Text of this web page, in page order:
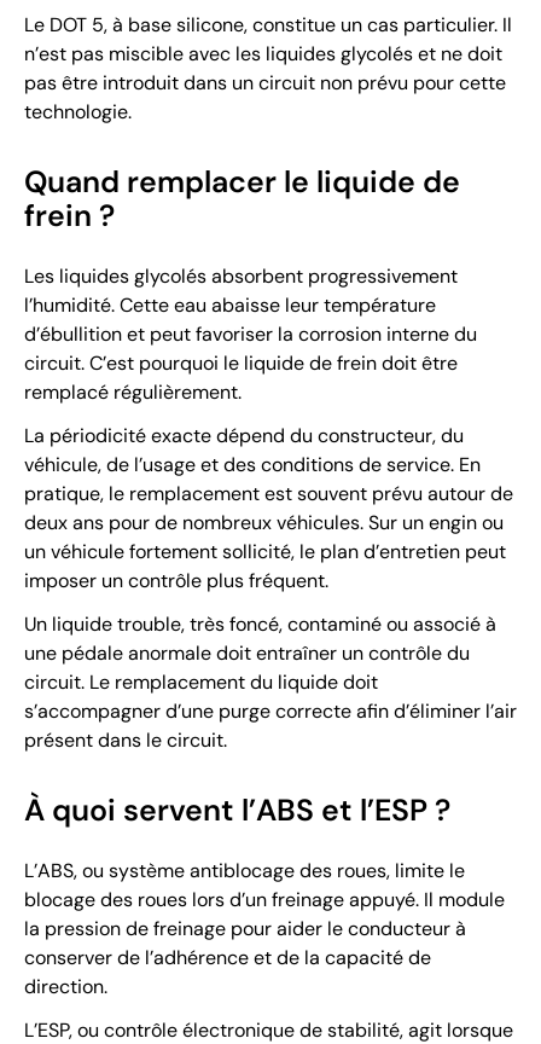
Le DOT 5, à base silicone, constitue un cas particulier. Il
n’est pas miscible avec les liquides glycolés et ne doit
pas être introduit dans un circuit non prévu pour cette
technologie.
Quand remplacer le liquide de
frein ?
Les liquides glycolés absorbent progressivement
l’humidité. Cette eau abaisse leur température
d’ébullition et peut favoriser la corrosion interne du
circuit. C’est pourquoi le liquide de frein doit être
remplacé régulièrement.
La périodicité exacte dépend du constructeur, du
véhicule, de l’usage et des conditions de service. En
pratique, le remplacement est souvent prévu autour de
deux ans pour de nombreux véhicules. Sur un engin ou
un véhicule fortement sollicité, le plan d’entretien peut
imposer un contrôle plus fréquent.
Un liquide trouble, très foncé, contaminé ou associé à
une pédale anormale doit entraîner un contrôle du
circuit. Le remplacement du liquide doit
s’accompagner d’une purge correcte afin d’éliminer l’air
présent dans le circuit.
À quoi servent l’ABS et l’ESP ?
L’ABS, ou système antiblocage des roues, limite le
blocage des roues lors d’un freinage appuyé. Il module
la pression de freinage pour aider le conducteur à
conserver de l’adhérence et de la capacité de
direction.
L’ESP, ou contrôle électronique de stabilité, agit lorsque